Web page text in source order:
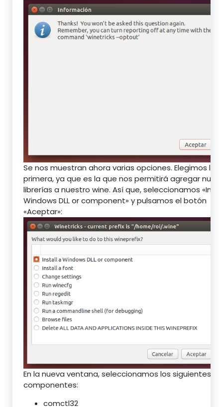
Se nos muestran ahora varias opciones. Elegimos la
primera, ya que es la que nos permitirá agregar
librerías a nuestro wine. Así que, seleccionamos
Windows DLL or component» y pulsamos el botón
«Aceptar»:
En la nueva ventana, seleccionamos los siguientes
componentes:
comctl32